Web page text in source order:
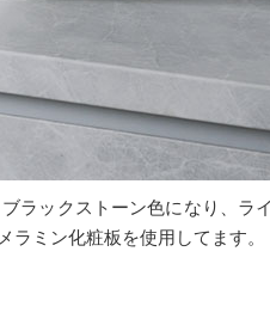
ラックストーン色になり、ラ
ミン化粧板を使用してます。